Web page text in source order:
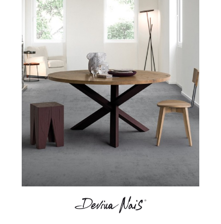
Mesa Smart redonda DevinaNais HogarDomestic1